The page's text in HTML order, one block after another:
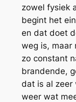
zowel fysiek
begint het
en dat doet
weg is, maar
zo constant
brandende,
dat is al zeer
weer wat